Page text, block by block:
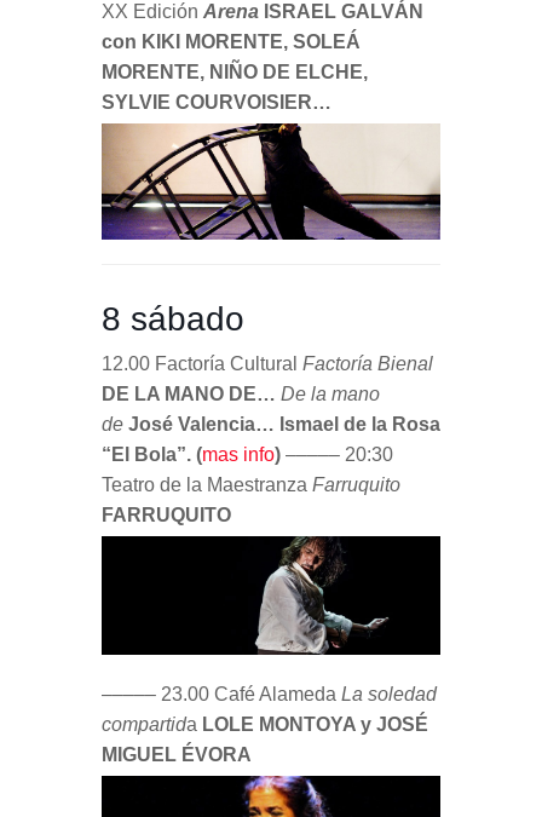
XX Edición Arena ISRAEL GALVÁN
con KIKI MORENTE, SOLEÁ
MORENTE, NIÑO DE ELCHE,
SYLVIE COURVOISIER…
8 sábado
12.00 Factoría Cultural Factoría Bienal
DE LA MANO DE… De la mano
de José Valencia… Ismael de la Rosa
“El Bola”. (mas info) ––––– 20:30
Teatro de la Maestranza Farruquito
FARRUQUITO
––––– 23.00 Café Alameda La soledad
compartida LOLE MONTOYA y JOSÉ
MIGUEL ÉVORA